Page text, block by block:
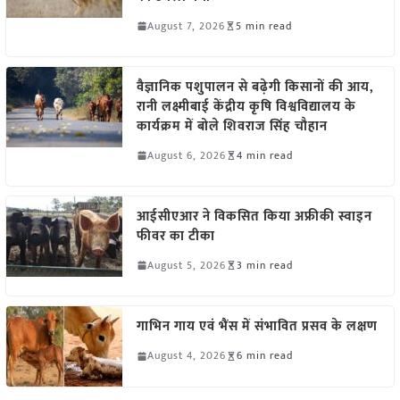
August 7, 2026 5 min read
वैज्ञानिक पशुपालन से बढ़ेगी किसानों की आय,
रानी लक्ष्मीबाई केंद्रीय कृषि विश्वविद्यालय के
कार्यक्रम में बोले शिवराज सिंह चौहान
August 6, 2026 4 min read
आईसीएआर ने विकसित किया अफ्रीकी स्वाइन
फीवर का टीका
August 5, 2026 3 min read
गाभिन गाय एवं भैंस में संभावित प्रसव के लक्षण
August 4, 2026 6 min read